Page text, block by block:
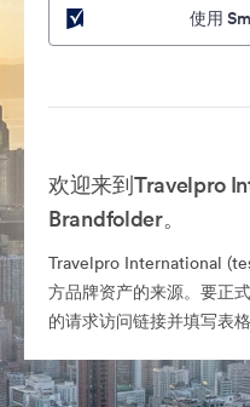
使用
欢迎来到Travelpro
Brandfolder。
Travelpro International
方品牌资产的来源。要正
的请求访问链接并填写表